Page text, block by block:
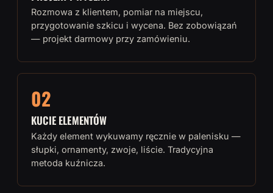
Rozmowa z klientem, pomiar na miejscu,
przygotowanie szkicu i wycena. Bez zobowiązań
— projekt darmowy przy zamówieniu.
02
KUCIE ELEMENTÓW
Każdy element wykuwamy ręcznie w palenisku —
słupki, ornamenty, zwoje, liście. Tradycyjna
metoda kuźnicza.